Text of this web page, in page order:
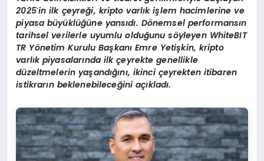
2025’in ilk çeyreği, kripto varlık işlem hacimlerine ve
piyasa büyüklüğüne yansıdı. Dönemsel performansın
tarihsel verilerle uyumlu olduğunu söyleyen WhiteBIT
TR Yönetim Kurulu Başkanı Emre Yetişkin, kripto
varlık piyasalarında ilk çeyrekte genellikle
düzeltmelerin yaşandığını, ikinci çeyrekten itibaren
istikrarın beklenebileceğini açıkladı.